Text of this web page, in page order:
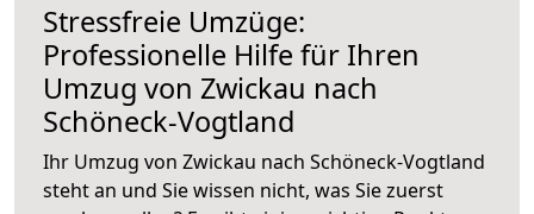
Stressfreie Umzüge:
Professionelle Hilfe für Ihren
Umzug von Zwickau nach
Schöneck-Vogtland
Ihr Umzug von Zwickau nach Schöneck-Vogtland
steht an und Sie wissen nicht, was Sie zuerst